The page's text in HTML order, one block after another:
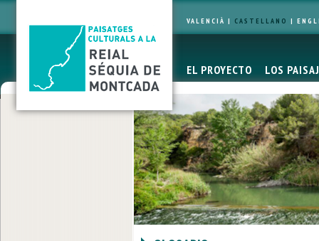
VALENCIÀ | CASTELLANO |
EL PROYECTO LOS